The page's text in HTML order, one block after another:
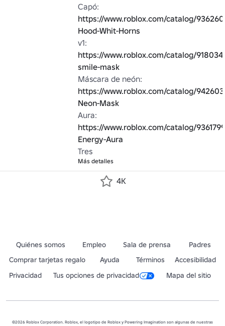
https://www.roblox.com/catalog/
Hood-Whit-Horns
https://www.roblox.com/catalog/
smile-mask
https://www.roblox.com/catalog/
Neon-Mask
https://www.roblox.com/catalog/
Energy-Aura
Tres
Más detalles
4K
Quiénes somos Empleo Sala de prensa
Padres
Comprar tarjetas regalo
Ayuda Términos
Accesibilidad
Privacidad
Tus opciones de privacidad Mapa del sitio
©2026 Roblox Corporation. Roblox, el logotipo de Roblox y Powering Imagination son algunas de nuestras